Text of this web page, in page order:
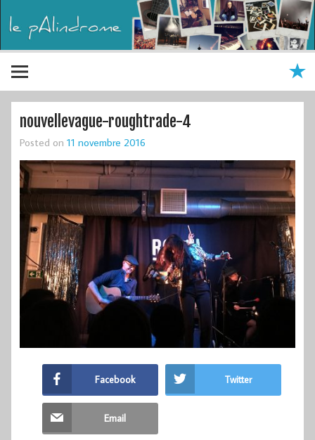
nouvellevague-roughtrade-4
Posted on 11 novembre 2016
Facebook Twitter
Email